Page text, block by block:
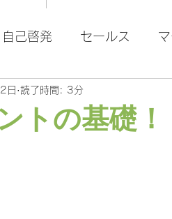
自己啓発 セールス
トの基礎！
日 読了時間: 3分